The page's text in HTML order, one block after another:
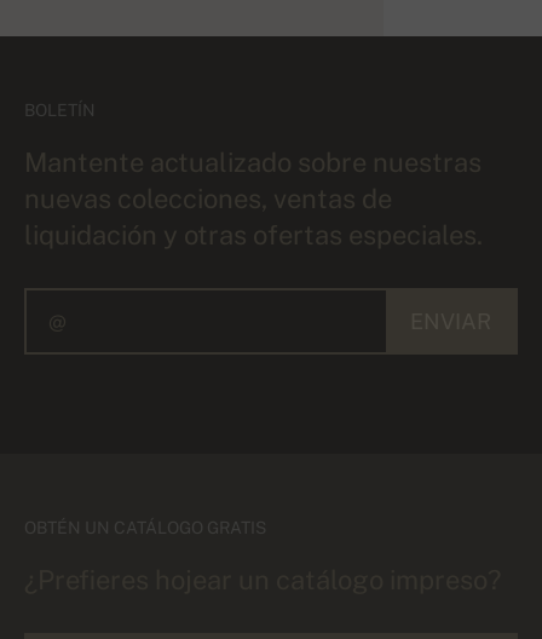
BOLETÍN
Mantente actualizado sobre nuestras
nuevas colecciones, ventas de
liquidación y otras ofertas especiales.
OBTÉN UN CATÁLOGO GRATIS